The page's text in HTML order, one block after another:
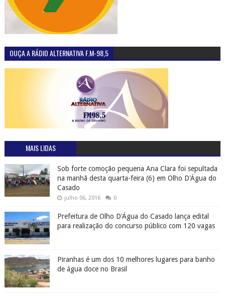
OUÇA A RÁDIO ALTERNATIVA F.M-98,5
MAIS LIDAS
Sob forte comoção pequena Ana Clara foi sepultada
na manhã desta quarta-feira (6) em Olho D'Água do
Casado
julho 06, 2016 0
Prefeitura de Olho D'Água do Casado lança edital
para realização do concurso público com 120 vagas
Piranhas é um dos 10 melhores lugares para banho
de água doce no Brasil